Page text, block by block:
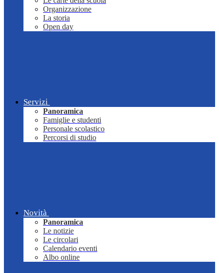
Organizzazione
La storia
Open day
Servizi
Panoramica
Famiglie e studenti
Personale scolastico
Percorsi di studio
Novità
Panoramica
Le notizie
Le circolari
Calendario eventi
Albo online